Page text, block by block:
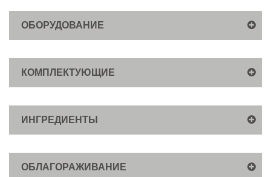
ОБОРУДОВАНИЕ
КОМПЛЕКТУЮЩИЕ
ИНГРЕДИЕНТЫ
ОБЛАГОРАЖИВАНИЕ